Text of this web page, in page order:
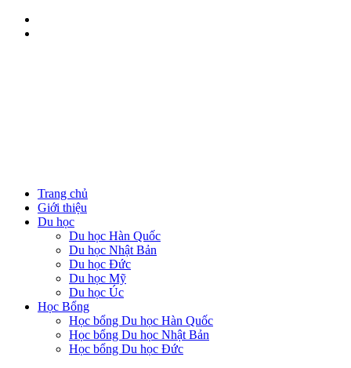
Trang chủ
Giới thiệu
Du học
Du học Hàn Quốc
Du học Nhật Bản
Du học Đức
Du học Mỹ
Du học Úc
Học Bổng
Học bổng Du học Hàn Quốc
Học bổng Du học Nhật Bản
Học bổng Du học Đức